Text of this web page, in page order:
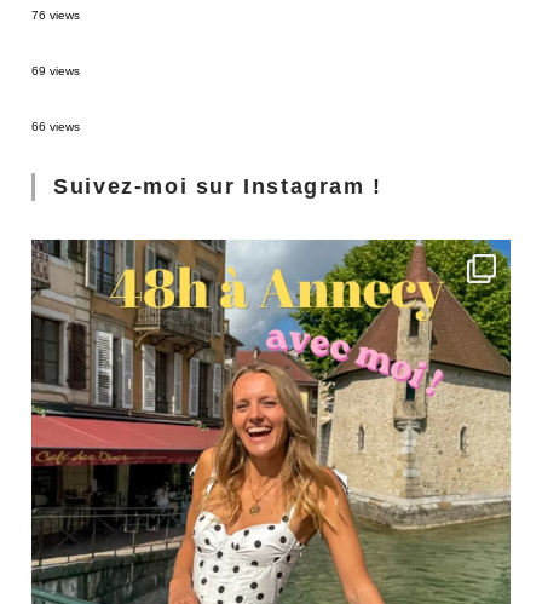
76 views
69 views
66 views
Suivez-moi sur Instagram !